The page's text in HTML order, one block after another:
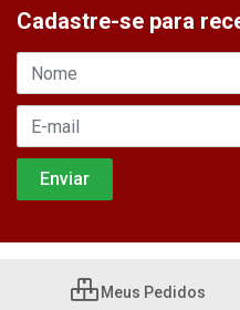
Cadastre-se para
Meus Pedidos